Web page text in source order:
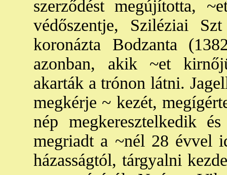
szerződést megújította,
védőszentje, Sziléziai Szt
koronázta Bodzanta
azonban, akik ~et
akarták a trónon látni.
megkérje ~ kezét,
nép megkeresztelkedik
megriadt a ~nél 28 évvel
házasságtól, tárgyalni